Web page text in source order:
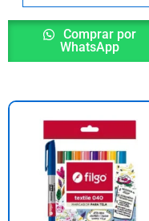
Comprar por
WhatsApp